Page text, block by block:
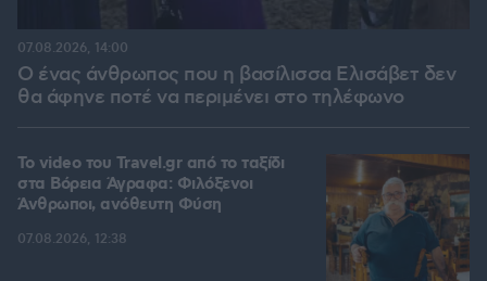
Ο ένας άνθρωπος που η βασίλισσα Ελισάβετ δεν
θα άφηνε ποτέ να περιμένει στο τηλέφωνο
07.08.2026, 14:00
To video του Travel.gr από το ταξίδι
στα Βόρεια Άγραφα: Φιλόξενοι
Άνθρωποι, ανόθευτη Φύση
07.08.2026, 12:38